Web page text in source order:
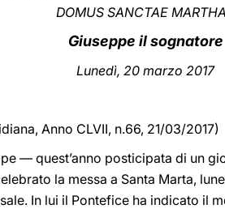
DOMUS SANCTAE
Giuseppe il sognatore
Lunedì, 20 marzo 2017
Anno CLVII, n.66, 21/03/2017)
— quest’anno posticipata di un
la messa a Santa Marta,
In lui il Pontefice ha indicato il